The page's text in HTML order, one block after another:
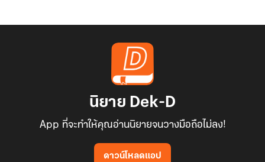
นิยาย Dek-D
App ที่จะทำให้คุณอ่านนิยายจนวางมือถือไม่ลง!
ดาวน์โหลดแอป